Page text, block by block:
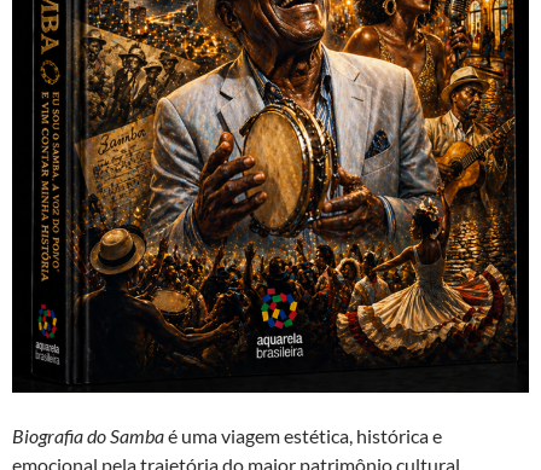
Biografia do Sambaé uma viagem estética, histórica e
emocional pela trajetória do maior patrimônio cultural